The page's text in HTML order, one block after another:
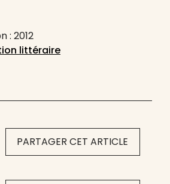
: 2012
littéraire
PARTAGER CET ARTICLE